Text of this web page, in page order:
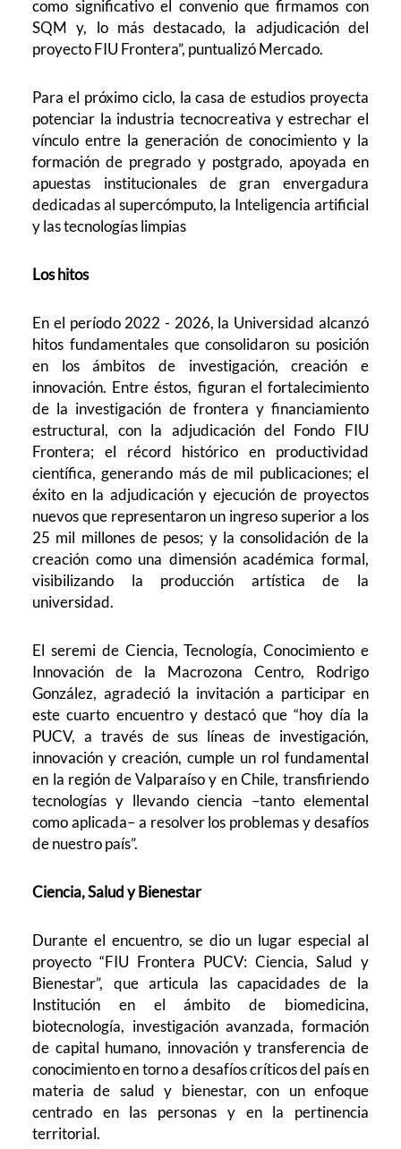
como significativo el convenio que firmamos con
SQM y, lo más destacado, la adjudicación del
proyecto FIU Frontera”, puntualizó Mercado.
Para el próximo ciclo, la casa de estudios proyecta
potenciar la industria tecnocreativa y estrechar el
vínculo entre la generación de conocimiento y la
formación de pregrado y postgrado, apoyada en
apuestas institucionales de gran envergadura
dedicadas al supercómputo, la Inteligencia artificial
y las tecnologías limpias
Los hitos
En el período 2022 - 2026, la Universidad alcanzó
hitos fundamentales que consolidaron su posición
en los ámbitos de investigación, creación e
innovación. Entre éstos, figuran el fortalecimiento
de la investigación de frontera y financiamiento
estructural, con la adjudicación del Fondo FIU
Frontera; el récord histórico en productividad
científica, generando más de mil publicaciones; el
éxito en la adjudicación y ejecución de proyectos
nuevos que representaron un ingreso superior a los
25 mil millones de pesos; y la consolidación de la
creación como una dimensión académica formal,
visibilizando la producción artística de la
universidad.
El seremi de Ciencia, Tecnología, Conocimiento e
Innovación de la Macrozona Centro, Rodrigo
González, agradeció la invitación a participar en
este cuarto encuentro y destacó que “hoy día la
PUCV, a través de sus líneas de investigación,
innovación y creación, cumple un rol fundamental
en la región de Valparaíso y en Chile, transfiriendo
tecnologías y llevando ciencia –tanto elemental
como aplicada– a resolver los problemas y desafíos
de nuestro país”.
Ciencia, Salud y Bienestar
Durante el encuentro, se dio un lugar especial al
proyecto “FIU Frontera PUCV: Ciencia, Salud y
Bienestar”, que articula las capacidades de la
Institución en el ámbito de biomedicina,
biotecnología, investigación avanzada, formación
de capital humano, innovación y transferencia de
conocimiento en torno a desafíos críticos del país en
materia de salud y bienestar, con un enfoque
centrado en las personas y en la pertinencia
territorial.